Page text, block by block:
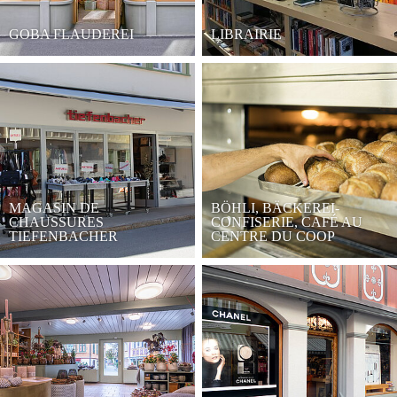
GOBA FLAUDEREI LIBRAIRIE
MAGASIN DE
CHAUSSURES
TIEFENBACHER
BÖHLI, BÄCKEREI-
CONFISERIE, CAFÉ AU
CENTRE DU COOP